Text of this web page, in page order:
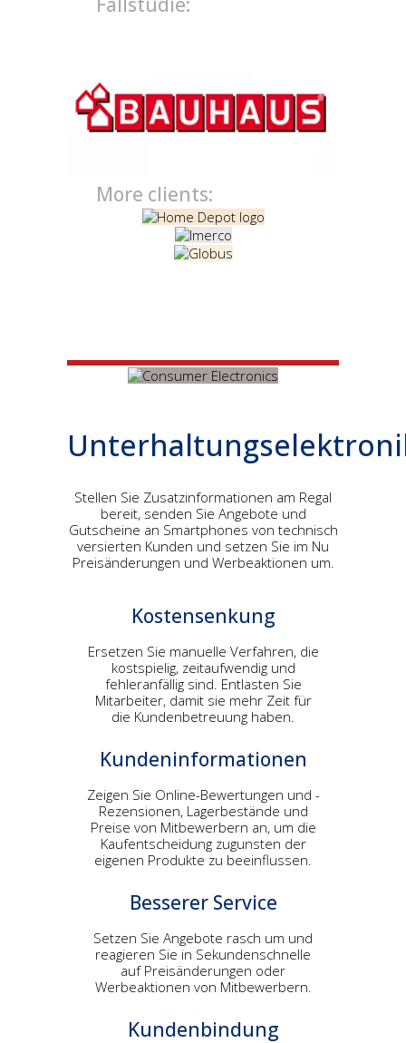
More clients:
Stellen Sie Zusatzinformationen am Regal
bereit, senden Sie Angebote und
Gutscheine an Smartphones von technisch
versierten Kunden und setzen Sie im Nu
Preisänderungen und Werbeaktionen um.
Kostensenkung
Ersetzen Sie manuelle Verfahren, die
kostspielig, zeitaufwendig und
fehleranfällig sind. Entlasten Sie
Mitarbeiter, damit sie mehr Zeit für
die Kundenbetreuung haben.
Kundeninformationen
Zeigen Sie Online-Bewertungen und -
Rezensionen, Lagerbestände und
Preise von Mitbewerbern an, um die
Kaufentscheidung zugunsten der
eigenen Produkte zu beeinflussen.
Besserer Service
Setzen Sie Angebote rasch um und
reagieren Sie in Sekundenschnelle
auf Preisänderungen oder
Werbeaktionen von Mitbewerbern.
Kundenbindung